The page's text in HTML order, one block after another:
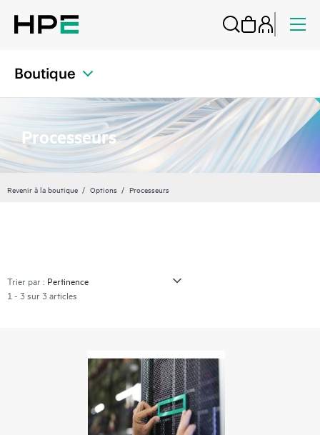
Boutique
Processeurs
Revenir à la boutique Options Processeurs
Trier par :
1 - 3 sur 3 articles